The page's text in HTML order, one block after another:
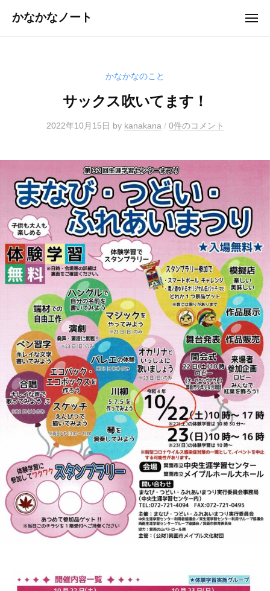
かなかなノート
メ
かなかなのこと
サックス吹いてます！
2022年10月15日 by kanakana / 0件のコメント